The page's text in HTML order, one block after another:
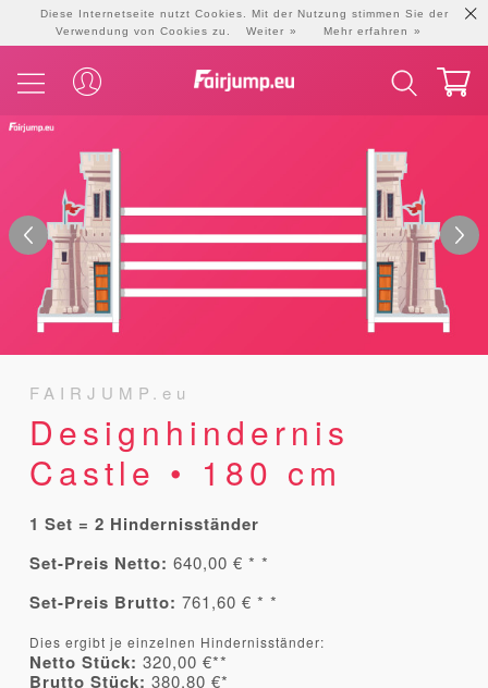
Diese Internetseite nutzt Cookies. Mit der Nutzung stimmen Sie der
Verwendung von Cookies zu.
Weiter Mehr erfahren
FAIRJUMP.eu
Designhindernis
Castle • 180 cm
1 Set = 2 Hindernisständer
Set-Preis Netto: 640,00 € * *
Set-Preis Brutto: 761,60 € * *
Dies ergibt je einzelnen Hindernisständer:
Netto Stück: 320,00 €**
Brutto Stück: 380,80 €*